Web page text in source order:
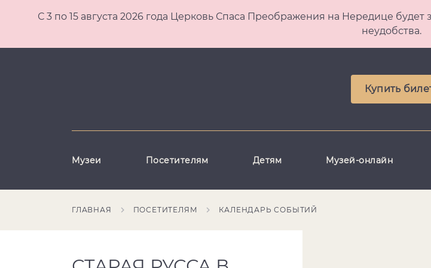
С 3 по 15 августа 2026 года Церковь Спаса Преображения на Нередице
неудобства.
Купить
Музеи Посетителям Детям Музей-онлайн
ГЛАВНАЯ ПОСЕТИТЕЛЯМ КАЛЕНДАРЬ СОБЫТИЙ